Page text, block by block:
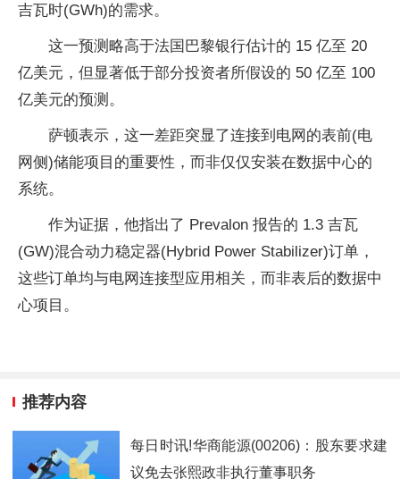
吉瓦时(GWh)的需求。
这一预测略高于法国巴黎银行估计的 15 亿至 20
亿美元，但显著低于部分投资者所假设的 50 亿至 100
亿美元的预测。
萨顿表示，这一差距突显了连接到电网的表前(电
网侧)储能项目的重要性，而非仅仅安装在数据中心的
系统。
作为证据，他指出了 Prevalon 报告的 1.3 吉瓦
(GW)混合动力稳定器(Hybrid Power Stabilizer)订单，
这些订单均与电网连接型应用相关，而非表后的数据中
心项目。
推荐内容
每日时讯!华商能源(00206)：股东要求建
议免去张熙政非执行董事职务